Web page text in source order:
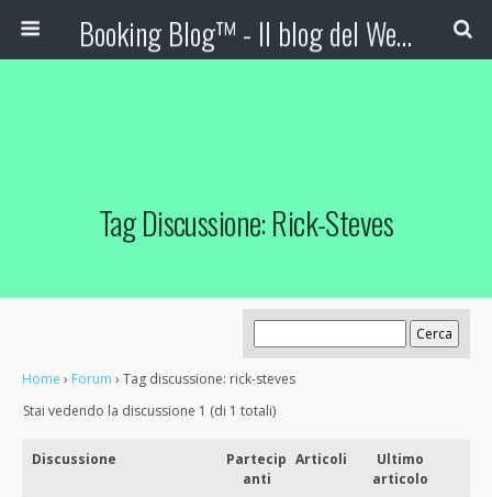
Booking Blog™ - Il blog del Web Marketing Turistico
Tag Discussione: Rick-Steves
Home › Forum › Tag discussione: rick-steves
Stai vedendo la discussione 1 (di 1 totali)
Discussione
Partecip
anti
Articoli
Ultimo
articolo